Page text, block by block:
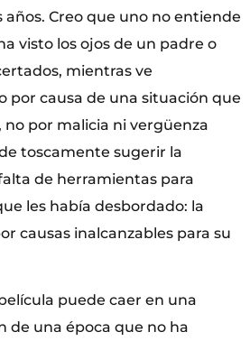
años. Creo que uno no entiende
visto los ojos de un padre o
mientras ve
por causa de una situación que
por malicia ni vergüenza
toscamente sugerir la
de herramientas para
les había desbordado: la
causas inalcanzables para su
puede caer en una
de una época que no ha